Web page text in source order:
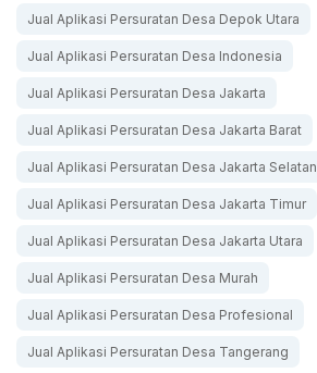
Jual Aplikasi Persuratan Desa Depok Utara
Jual Aplikasi Persuratan Desa Indonesia
Jual Aplikasi Persuratan Desa Jakarta
Jual Aplikasi Persuratan Desa Jakarta Barat
Jual Aplikasi Persuratan Desa Jakarta Selatan
Jual Aplikasi Persuratan Desa Jakarta Timur
Jual Aplikasi Persuratan Desa Jakarta Utara
Jual Aplikasi Persuratan Desa Murah
Jual Aplikasi Persuratan Desa Profesional
Jual Aplikasi Persuratan Desa Tangerang